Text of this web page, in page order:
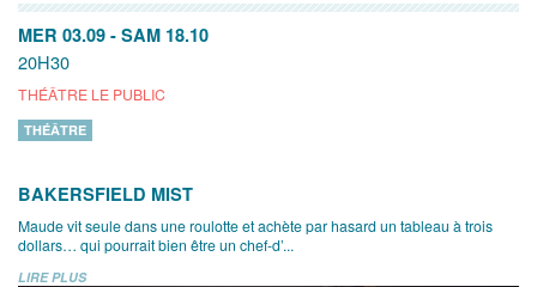
MER 03.09 - SAM 18.10
20H30
THÉÂTRE LE PUBLIC
THÉÂTRE
BAKERSFIELD MIST
Maude vit seule dans une roulotte et achète par hasard un tableau à trois
dollars… qui pourrait bien être un chef-d’...
LIRE PLUS